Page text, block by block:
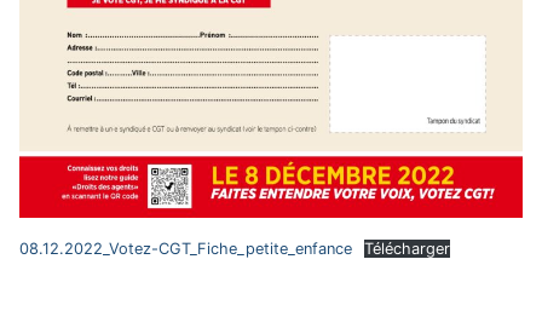
08.12.2022_Votez-CGT_Fiche_petite_enfance Télécharger